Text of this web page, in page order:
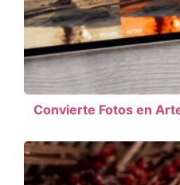
Convierte Fotos en